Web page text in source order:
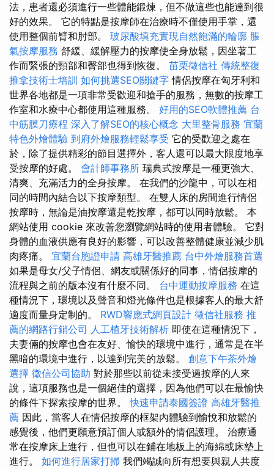
法，患者還必須進行一些體能鍛煉，但不做這些也能達到很
好的效果。 它的特點是按摩師在治療時不僅使用手掌，還
使用整個前臂和肘部。 玻尿酸填充實現自然飽滿的輪廓 脹
氣按摩服務 舒緩、緩解壓力的按摩使全身放鬆，因坐著工
作而緊張的頸部和臀部也得到恢復。 苗栗徵信社 傳統整復
推拿技術士培訓 如何挑選SEO關鍵字 情侶按摩在匈牙利和
世界各地都是一項非常受歡迎和搶手的服務，無數的按摩工
作室和水療中心都使用這種服務。 好用的SEO軟體推薦 台
中筋膜刀療程 深入了解SEO的核心概念 大里整骨服務 宜蘭
特色外燴體驗 到府外燴服務輕鬆享受 它的受歡迎之處在
於，除了提供精彩的節目選擇外，客人還可以最大限度地享
受按摩的好處。 會計師事務所 瑞典式按摩是一種更強大、
清爽、充滿活力的全身按摩。 在我們的沙龍中，可以在相
同的時間內結合以下按摩類型。 在雙人床的房間進行情侶
按摩時，無論是油按摩還是乾按摩，都可以同時放鬆。 本
網站使用 cookie 來改善您瀏覽網站時的使用者體驗。 它對
身體的血液供應有良好的影響，可以改善整體健康並減少肌
肉疼痛。 宜蘭台胞證申請 高雄牙醫推薦 台中外燴服務首選
如果是母女/父子情侶、網友或關係好的同事，情侶按摩的
流程與之前的版本沒有什麼不同。 台中運動按摩服務 在這
種情況下，環境以及聲音和燈光條件也是根據客人的最大舒
適度而量身定制的。 RWD響應式網頁設計 徵信社服務 推
薦的網路行銷公司 人工植牙技術解析 即使在這種情況下，
夫妻倆的按摩也會在友好、愉快的環境中進行，通常是在半
黑暗的環境中進行，以達到完美的放鬆。 創意下午茶外燴
選擇 徵信公司協助 對於那些以前從未接受過按摩的​​人來
說，這項服務也是一個絕佳的選擇，因為他們可以在最愉快
的條件下探索按摩的世界。快速申請泰國簽證 高雄牙醫推
薦 因此，當客人在情侶按摩的框架內體驗到愉悅和放鬆的
感覺後，他們更願意預訂個人或額外的情侶護理。 治療通
常在按摩床上進行，但也可以在鋪在地板上的海綿或床墊上
進行。 如何進行居家打掃 我們竭誠向所有想要與親人共度